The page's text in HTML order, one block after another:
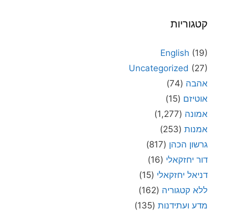
קטגוריות
English (19)
Uncategorized (27)
אהבה (74)
אוטיזם (15)
אמונה (1,277)
אמנות (253)
גרשון הכהן (817)
דור יחזקאלי (16)
דניאל יחזקאלי (15)
ללא קטגוריה (162)
מדע ועתידנות (135)